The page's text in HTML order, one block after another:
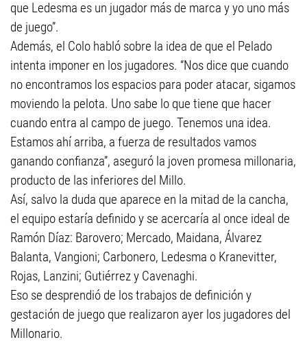
que Ledesma es un jugador más de marca y yo uno más
de juego”.
Además, el Colo habló sobre la idea de que el Pelado
intenta imponer en los jugadores. “Nos dice que cuando
no encontramos los espacios para poder atacar, sigamos
moviendo la pelota. Uno sabe lo que tiene que hacer
cuando entra al campo de juego. Tenemos una idea.
Estamos ahí arriba, a fuerza de resultados vamos
ganando confianza”, aseguró la joven promesa millonaria,
producto de las inferiores del Millo.
Así, salvo la duda que aparece en la mitad de la cancha,
el equipo estaría definido y se acercaría al once ideal de
Ramón Díaz: Barovero; Mercado, Maidana, Álvarez
Balanta, Vangioni; Carbonero, Ledesma o Kranevitter,
Rojas, Lanzini; Gutiérrez y Cavenaghi.
Eso se desprendió de los trabajos de definición y
gestación de juego que realizaron ayer los jugadores del
Millonario.